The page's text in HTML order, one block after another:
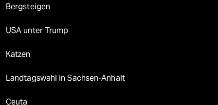
Bergsteigen
USA unter Trump
Katzen
Landtagswahl in Sachsen-Anhalt
Ceuta